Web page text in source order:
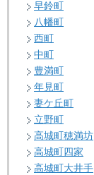
早鈴町
八幡町
西町
中町
豊満町
年見町
妻ケ丘町
立野町
高城町穂満坊
高城町四家
高城町大井手